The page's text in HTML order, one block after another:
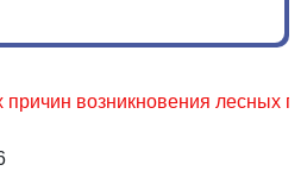
возникновения лесных